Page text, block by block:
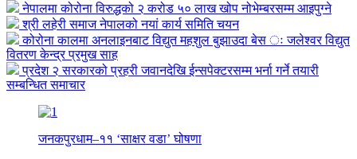
नेपालमा कोरोना विरुद्धको २ करोड ५० लाख खोप नोभेम्बरसम्म आइपुग्ने
श्री लहेरी समाज नेपालको नयां कार्य समिति चयन
कोरोना कालमा अनलाइनबाट विद्युत महशुल बुझाउदा बेस ः जलेश्वर विद्युत
वितरण केन्द्र प्रमुख साह
प्रदेश २ सरकारको प्रहरी जवानदेखि ईन्सपेक्टरसम्म भर्ना गर्ने तयारी
सम्बन्धित समाचार
जनकपुरधाम–११ ‘साक्षर वडा’ घोषणा